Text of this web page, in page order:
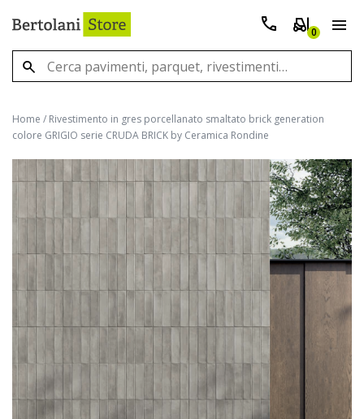
0
Home / Rivestimento in gres porcellanato smaltato brick generation
colore GRIGIO serie CRUDA BRICK by Ceramica Rondine